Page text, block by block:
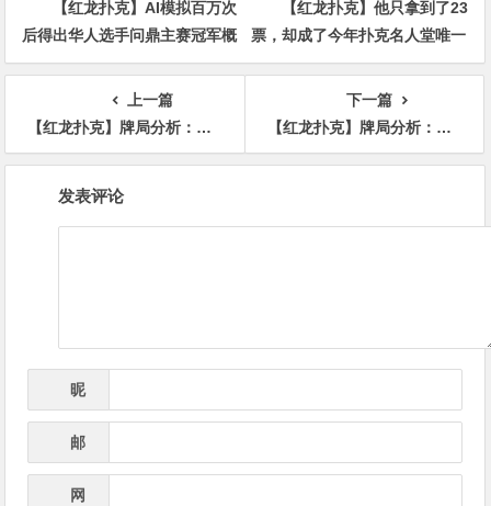
【红龙扑克】AI模拟百万次
后得出华人选手问鼎主赛冠军概
率仅3%
【红龙扑克】他只拿到了23
票，却成了今年扑克名人堂唯一
的入选者
上一篇
【红龙扑克】牌局分析：层层递进的bluff
下一篇
【红龙扑克】牌局分析：喜提408BB底池之干燥牌面也快打顶set
发表评论
昵
邮
网